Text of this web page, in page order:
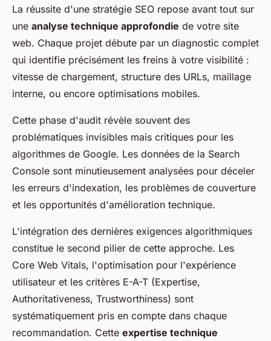
La réussite d'une stratégie SEO repose avant tout sur
une analyse technique approfondie de votre site
web. Chaque projet débute par un diagnostic complet
qui identifie précisément les freins à votre visibilité :
vitesse de chargement, structure des URLs, maillage
interne, ou encore optimisations mobiles.
Cette phase d'audit révèle souvent des
problématiques invisibles mais critiques pour les
algorithmes de Google. Les données de la Search
Console sont minutieusement analysées pour déceler
les erreurs d'indexation, les problèmes de couverture
et les opportunités d'amélioration technique.
L'intégration des dernières exigences algorithmiques
constitue le second pilier de cette approche. Les
Core Web Vitals, l'optimisation pour l'expérience
utilisateur et les critères E-A-T (Expertise,
Authoritativeness, Trustworthiness) sont
systématiquement pris en compte dans chaque
recommandation. Cette expertise technique